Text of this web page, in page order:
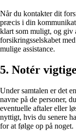
Når du kontakter dit
præcis i din
klart som muligt, og giv
forsikringsselskabet
mulige assistance.
5. Notér
Under samtalen er det
navne på de personer,
eventuelle aftaler eller
nyttigt, hvis du senere
for at følge op på noget.